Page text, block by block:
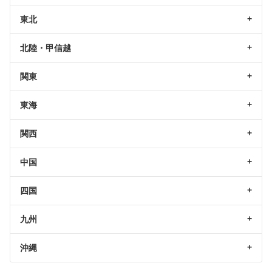
東北
北陸・甲信越
関東
東海
関西
中国
四国
九州
沖縄